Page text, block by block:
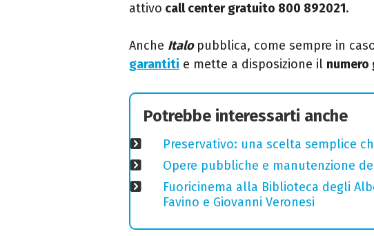
attivo call center gratuito 800 892021.
Anche Italo pubblica, come sempre in
garantiti e mette a disposizione il
Potrebbe interessarti anche
Preservativo: una scelta semplice
Opere pubbliche e manutenzione
Fuoricinema alla Biblioteca degli
Favino e Giovanni Veronesi